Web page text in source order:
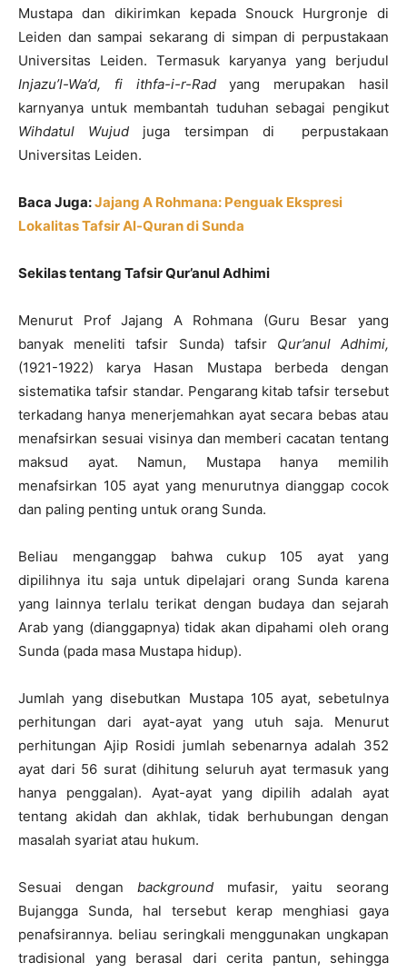
Mustapa dan dikirimkan kepada Snouck Hurgronje di
Leiden dan sampai sekarang di simpan di perpustakaan
Universitas Leiden. Termasuk karyanya yang berjudul
Injazu’l-Wa’d, fi ithfa-i-r-Radyang merupakan hasil
karnyanya untuk membantah tuduhan sebagai pengikut
Wihdatul Wujud juga tersimpan di perpustakaan
Universitas Leiden.
Baca Juga:Jajang A Rohmana: Penguak Ekspresi
Lokalitas Tafsir Al-Quran di Sunda
Sekilas tentang Tafsir Qur’anul Adhimi
Menurut Prof Jajang A Rohmana (Guru Besar yang
banyak meneliti tafsir Sunda) tafsir Qur’anul Adhimi,
(1921-1922) karya Hasan Mustapa berbeda dengan
sistematika tafsir standar. Pengarang kitab tafsir tersebut
terkadang hanya menerjemahkan ayat secara bebas atau
menafsirkan sesuai visinya dan memberi cacatan tentang
maksud ayat. Namun, Mustapa hanya memilih
menafsirkan 105 ayat yang menurutnya dianggap cocok
dan paling penting untuk orang Sunda.
Beliau menganggap bahwa cukup 105 ayat yang
dipilihnya itu saja untuk dipelajari orang Sunda karena
yang lainnya terlalu terikat dengan budaya dan sejarah
Arab yang (dianggapnya) tidak akan dipahami oleh orang
Sunda (pada masa Mustapa hidup).
Jumlah yang disebutkan Mustapa 105 ayat, sebetulnya
perhitungan dari ayat-ayat yang utuh saja. Menurut
perhitungan Ajip Rosidi jumlah sebenarnya adalah 352
ayat dari 56 surat (dihitung seluruh ayat termasuk yang
hanya penggalan). Ayat-ayat yang dipilih adalah ayat
tentang akidah dan akhlak, tidak berhubungan dengan
masalah syariat atau hukum.
Sesuai dengan background mufasir, yaitu seorang
Bujangga Sunda, hal tersebut kerap menghiasi gaya
penafsirannya. beliau seringkali menggunakan ungkapan
tradisional yang berasal dari cerita pantun, sehingga